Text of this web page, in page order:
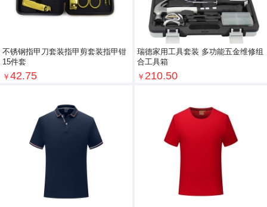
不锈钢指甲刀套装指甲剪套装指甲钳
15件套
￥ 42.75
瑞德家用工具套装 多功能五金维修组
合工具箱
￥ 210.50